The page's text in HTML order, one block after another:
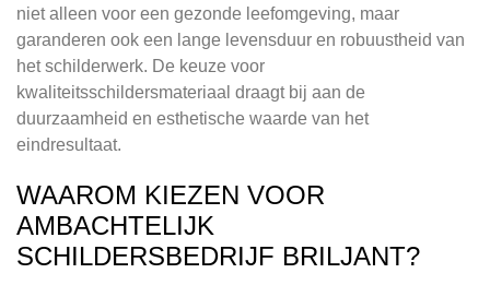
niet alleen voor een gezonde leefomgeving, maar
garanderen ook een lange levensduur en robuustheid van
het schilderwerk. De keuze voor
kwaliteitsschildersmateriaal draagt bij aan de
duurzaamheid en esthetische waarde van het
eindresultaat.
WAAROM KIEZEN VOOR
AMBACHTELIJK
SCHILDERSBEDRIJF BRILJANT?